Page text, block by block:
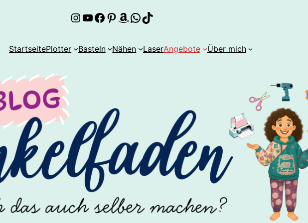
Instagram
YouTube
Facebook
Pinterest
Amazon
WhatsApp
TikTok
StartseitePlotter Basteln Nähen LaserAngebote Über mich